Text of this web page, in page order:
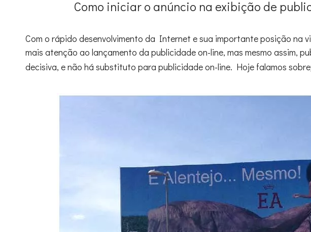
Como iniciar o anúncio na exibição de
Com o rápido desenvolvimento da Internet e sua importante posição na
mais atenção ao lançamento da publicidade on-line, mas mesmo assim,
decisiva, e não há substituto para publicidade on-line. Hoje falamos sobre